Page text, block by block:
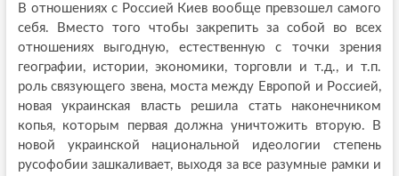
В отношениях с Россией Киев вообще превзошел самого
себя. Вместо того чтобы закрепить за собой во всех
отношениях выгодную, естественную с точки зрения
географии, истории, экономики, торговли и т.д., и т.п.
роль связующего звена, моста между Европой и Россией,
новая украинская власть решила стать наконечником
копья, которым первая должна уничтожить вторую. В
новой украинской национальной идеологии степень
русофобии зашкаливает, выходя за все разумные рамки и